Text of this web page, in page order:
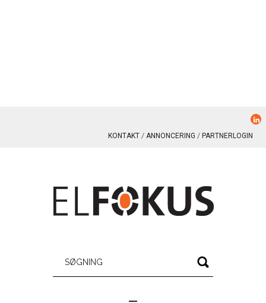
KONTAKT ANNONCERING PARTNERLOGIN